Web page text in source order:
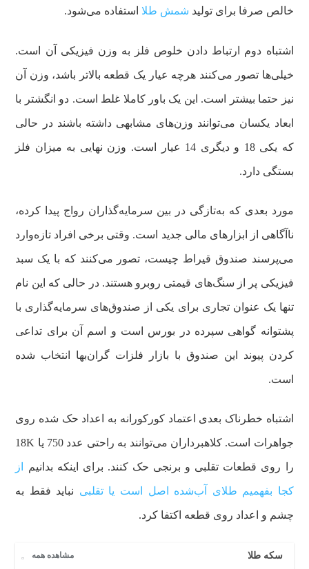
خالص صرفا برای تولید شمش طلا استفاده می‌شود.
اشتباه دوم ارتباط دادن خلوص فلز به وزن فیزیکی آن است.
خیلی‌ها تصور می‌کنند هرچه عیار یک قطعه بالاتر باشد، وزن آن
نیز حتما بیشتر است. این یک باور کاملا غلط است. دو انگشتر با
ابعاد یکسان می‌توانند وزن‌های مشابهی داشته باشند در حالی
که یکی 18 و دیگری 14 عیار است. وزن نهایی به میزان فلز
بستگی دارد.
مورد بعدی که به‌تازگی در بین سرمایه‌گذاران رواج پیدا کرده،
ناآگاهی از ابزارهای مالی جدید است. وقتی برخی افراد تازه‌وارد
می‌پرسند صندوق قیراط چیست، تصور می‌کنند که با یک سبد
فیزیکی پر از سنگ‌های قیمتی روبرو هستند. در حالی که این نام
تنها یک عنوان تجاری برای یکی از صندوق‌های سرمایه‌گذاری با
پشتوانه گواهی سپرده در بورس است و اسم آن برای تداعی
کردن پیوند این صندوق با بازار فلزات گران‌بها انتخاب شده
است.
اشتباه خطرناک بعدی اعتماد کورکورانه به اعداد حک شده روی
جواهرات است. کلاهبرداران می‌توانند به راحتی عدد 750 یا 18K
را روی قطعات تقلبی و برنجی حک کنند. برای اینکه بدانیم از
کجا بفهمیم طلای آب‌شده اصل است یا تقلبی نباید فقط به
چشم و اعداد روی قطعه اکتفا کرد.
سکه طلا مشاهده همه